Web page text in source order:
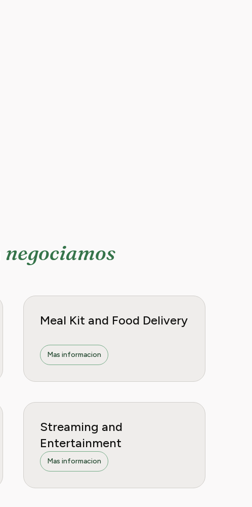
negociamos
Meal Kit and Food Delivery
Mas informacion
Streaming and
Entertainment
Mas informacion